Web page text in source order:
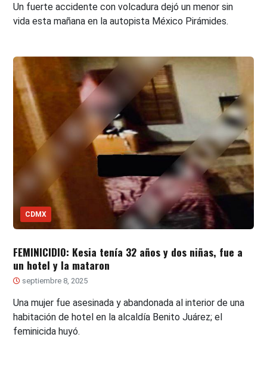
Un fuerte accidente con volcadura dejó un menor sin
vida esta mañana en la autopista México Pirámides.
CDMX
FEMINICIDIO: Kesia tenía 32 años y dos niñas, fue a
un hotel y la mataron
septiembre 8, 2025
Una mujer fue asesinada y abandonada al interior de una
habitación de hotel en la alcaldía Benito Juárez; el
feminicida huyó.